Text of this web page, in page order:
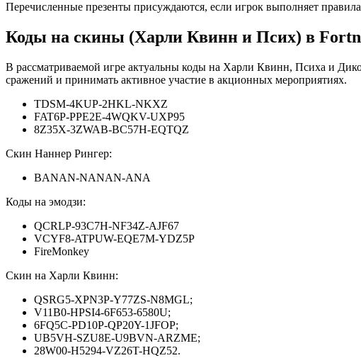
Перечисленные презенты присуждаются, если игрок выполняет
Коды на скины (Харли Квинн и Псих) в
В рассматриваемой игре актуальны коды на Харли Квинн, Психа и
сражений и принимать активное участие в акционных мероприятиях.
TDSM-4KUP-2HKL-NKXZ
FAT6P-PPE2E-4WQKV-UXP95
8Z35X-3ZWAB-BC57H-EQTQZ
Скин Наннер Рингер:
BANAN-NANAN-ANA
Коды на эмодзи:
QCRLP-93C7H-NF34Z-AJF67
VCYF8-ATPUW-EQE7M-YDZ5P
FireMonkey
Скин на Харли Квинн:
QSRG5-XPN3P-Y77ZS-N8MGL;
V11B0-HPSI4-6F653-6580U;
6FQ5C-PD10P-QP20Y-1JFOP;
UB5VH-SZU8E-U9BVN-ARZME;
28W00-H5294-VZ26T-HQZ52.